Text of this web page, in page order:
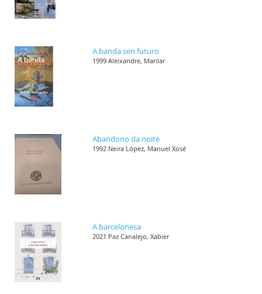
A banda sen futuro
1999 Aleixandre, Marilar
Abandono da noite
1992 Neira López, Manuel Xosé
A barcelonesa
2021 Paz Canalejo, Xabier